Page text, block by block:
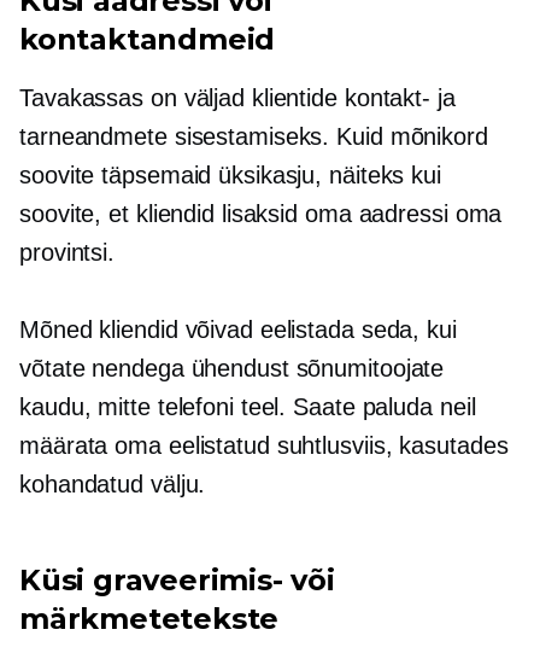
kontaktandmeid
Tavakassas on väljad klientide kontakt- ja
tarneandmete sisestamiseks. Kuid mõnikord
soovite täpsemaid üksikasju, näiteks kui
soovite, et kliendid lisaksid oma aadressi oma
provintsi.
Mõned kliendid võivad eelistada seda, kui
võtate nendega ühendust sõnumitoojate
kaudu, mitte telefoni teel. Saate paluda neil
määrata oma eelistatud suhtlusviis, kasutades
kohandatud välju.
Küsi graveerimis- või
märkmetetekste